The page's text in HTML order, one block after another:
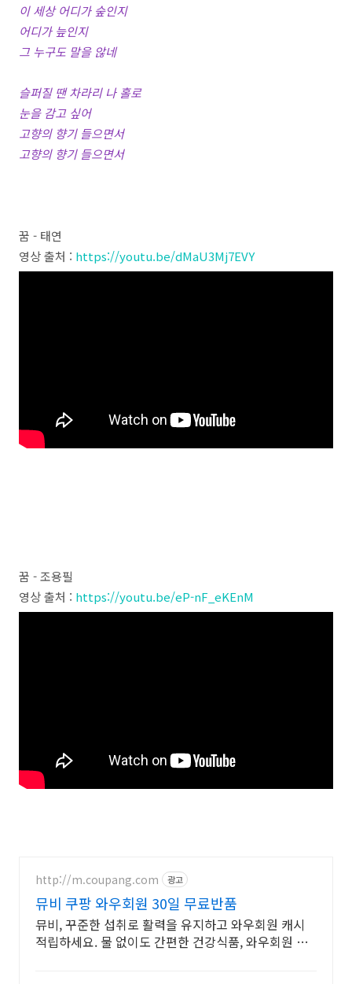
이 세상 어디가 숲인지
어디가 늪인지
그 누구도 말을 않네
슬퍼질 땐 차라리 나 홀로
눈을 감고 싶어
고향의 향기 들으면서
고향의 향기 들으면서
꿈 - 태연
영상 출처 : https://youtu.be/dMaU3Mj7EVY
꿈 - 조용필
영상 출처 : https://youtu.be/eP-nF_eKEnM
http://m.coupang.com 광고
뮤비 쿠팡 와우회원 30일 무료반품
뮤비, 꾸준한 섭취로 활력을 유지하고 와우회원 캐시
적립하세요. 물 없이도 간편한 건강식품, 와우회원 무